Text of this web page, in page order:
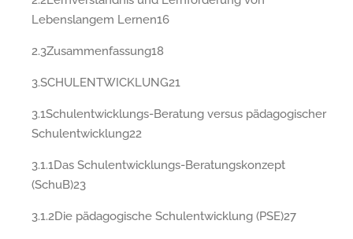
Lebenslangem Lernen16
2.3Zusammenfassung18
3.SCHULENTWICKLUNG21
3.1Schulentwicklungs-Beratung versus pädagogischer
Schulentwicklung22
3.1.1Das Schulentwicklungs-Beratungskonzept
(SchuB)23
3.1.2Die pädagogische Schulentwicklung (PSE)27